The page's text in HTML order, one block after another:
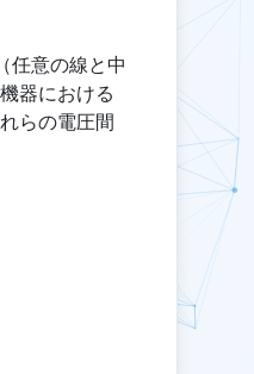
任意の線と中
器における
らの電圧間